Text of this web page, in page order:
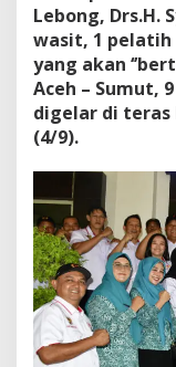
Lebong, Drs.H.
wasit, 1 pelatih
yang akan
Aceh – Sumut,
digelar di teras
(4/9).